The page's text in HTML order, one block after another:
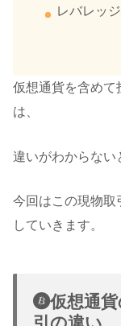
レバレッジ
仮想通貨を含めて
は、
違いがわからない
今回はこの現物取
していきます。
仮想通